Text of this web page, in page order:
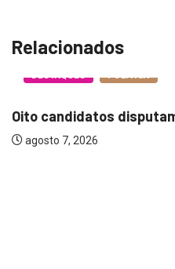
Relacionados
DESTAQUES POLITICA
Oito candidatos
agosto 7, 2026